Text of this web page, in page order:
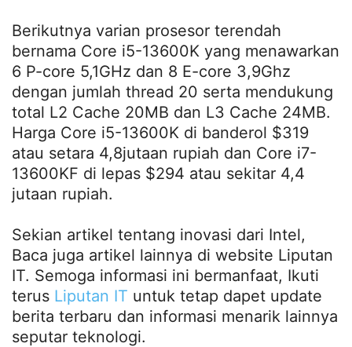
Berikutnya varian prosesor terendah
bernama Core i5-13600K yang menawarkan
6 P-core 5,1GHz dan 8 E-core 3,9Ghz
dengan jumlah thread 20 serta mendukung
total L2 Cache 20MB dan L3 Cache 24MB.
Harga Core i5-13600K di banderol $319
atau setara 4,8jutaan rupiah dan Core i7-
13600KF di lepas $294 atau sekitar 4,4
jutaan rupiah.
Sekian artikel tentang inovasi dari Intel,
Baca juga artikel lainnya di website Liputan
IT. Semoga informasi ini bermanfaat, Ikuti
terus Liputan IT untuk tetap dapet update
berita terbaru dan informasi menarik lainnya
seputar teknologi.